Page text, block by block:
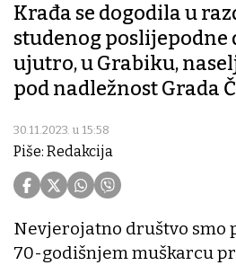
Krađa se dogodila u
studenog poslijepodne
ujutro, u Grabiku,
pod nadležnost Grada
30.11.2023. u 15:58
Piše: Redakcija
Nevjerojatno društvo smo
70-godišnjem muškarcu